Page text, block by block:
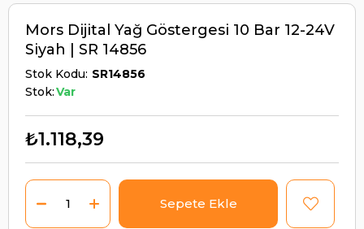
Mors Dijital Yağ Göstergesi 10 Bar 12-24V
Siyah | SR 14856
Stok Kodu SR14856
Stok:Var
₺1.118,39